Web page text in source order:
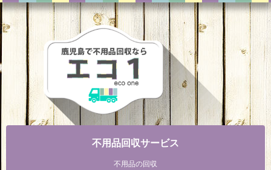
不用品回収サービス
不用品の回収